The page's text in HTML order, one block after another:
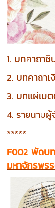
1. บทคาถา
2. บทคาถาเ
3. บทแผ่เม
4. รายนามผู้
*****
F002 พัดบ
มหาจักรพร